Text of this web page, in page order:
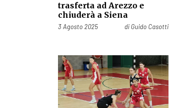
trasferta ad Arezzo e
chiuderà a Siena
Pubblicato il
3 Agosto 2025 di Guido Casotti